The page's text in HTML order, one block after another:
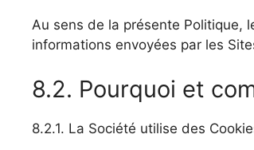
Au sens de la présente Politique,
informations envoyées par les
8.2. Pourquoi et
8.2.1. La Société utilise des